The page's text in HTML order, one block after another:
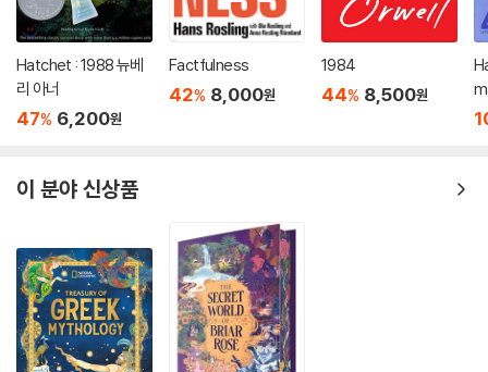
Hatchet : 1988 뉴베
리 아너
47% 6,200원
Factfulness
42% 8,000원
1984
44% 8,500원
이 분야 신상품